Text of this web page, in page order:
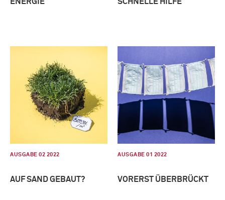
AUSGABE 02 2022
AUF SAND GEBAUT?
AUSGABE 01 2022
VORERST ÜBERBRÜCKT